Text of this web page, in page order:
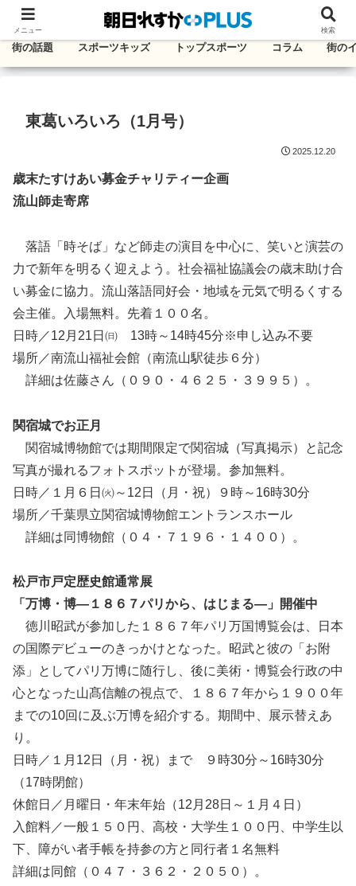
千葉・東葛エリアのタウン情報紙
街の話題 スポーツキッズ トップスポーツ コラム 街の
東葛いろいろ（1月号）
2025.12.20
歳末たすけあい募金チャリティー企画
流山師走寄席
落語「時そば」など師走の演目を中心に、笑いと演芸の
力で新年を明るく迎えよう。社会福祉協議会の歳末助け合
い募金に協力。流山落語同好会・地域を元気で明るくする
会主催。入場無料。先着１００名。
日時／12月21日㈰ 13時～14時45分※申し込み不要
場所／南流山福祉会館（南流山駅徒歩６分）
詳細は佐藤さん（０９０・４６２５・３９９５）。
関宿城でお正月
関宿城博物館では期間限定で関宿城（写真掲示）と記念
写真が撮れるフォトスポットが登場。参加無料。
日時／１月６日㈫～12日（月・祝）９時～16時30分
場所／千葉県立関宿城博物館エントランスホール
詳細は同博物館（０４・７１９６・１４００）。
松戸市戸定歴史館通常展
「万博・博―１８６７パリから、はじまる―」開催中
徳川昭武が参加した１８６７年パリ万国博覧会は、日本
の国際デビューのきっかけとなった。昭武と彼の「お附
添」としてパリ万博に随行し、後に美術・博覧会行政の中
心となった山髙信離の視点で、１８６７年から１９００年
までの10回に及ぶ万博を紹介する。期間中、展示替えあ
り。
日時／１月12日（月・祝）まで ９時30分～16時30分
（17時閉館）
休館日／月曜日・年末年始（12月28日～１月４日）
入館料／一般１５０円、高校・大学生１００円、中学生以
下、障がい者手帳を持参の方と同行者１名無料
詳細は同館（０４７・３６２・２０５０）。
メニュー 検索